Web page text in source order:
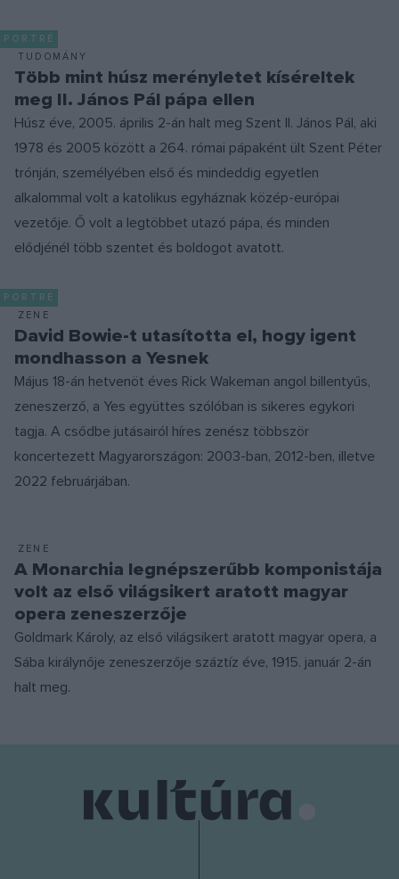
PORTRÉ
TUDOMÁNY
Több mint húsz merényletet kíséreltek
meg II. János Pál pápa ellen
Húsz éve, 2005. április 2-án halt meg Szent II. János Pál, aki
1978 és 2005 között a 264. római pápaként ült Szent Péter
trónján, személyében első és mindeddig egyetlen
alkalommal volt a katolikus egyháznak közép-európai
vezetője. Ő volt a legtöbbet utazó pápa, és minden
elődjénél több szentet és boldogot avatott.
PORTRÉ
ZENE
David Bowie-t utasította el, hogy igent
mondhasson a Yesnek
Május 18-án hetvenöt éves Rick Wakeman angol billentyűs,
zeneszerző, a Yes együttes szólóban is sikeres egykori
tagja. A csődbe jutásairól híres zenész többször
koncertezett Magyarországon: 2003-ban, 2012-ben, illetve
2022 februárjában.
ZENE
A Monarchia legnépszerűbb komponistája
volt az első világsikert aratott magyar
opera zeneszerzője
Goldmark Károly, az első világsikert aratott magyar opera, a
Sába királynője zeneszerzője száztíz éve, 1915. január 2-án
halt meg.